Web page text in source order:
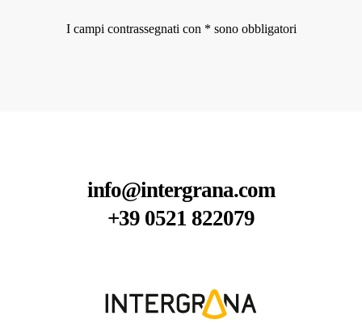
I campi contrassegnati con * sono obbligatori
info@intergrana.com
+39 0521 822079